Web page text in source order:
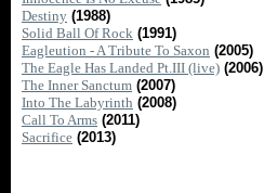
Destiny (1988)
Solid Ball Of Rock (1991)
Eagleution - A Tribute To Saxon (2005)
The Eagle Has Landed Pt.III (live) (2006)
The Inner Sanctum (2007)
Into The Labyrinth (2008)
Call To Arms (2011)
Sacrifice (2013)